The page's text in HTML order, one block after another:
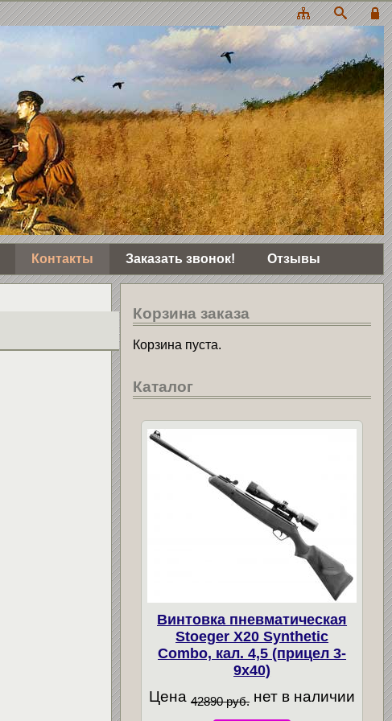
Контакты Заказать звонок! Отзывы
Корзина заказа
Корзина пуста.
Каталог
Винтовка пневматическая
Stoeger X20 Synthetic
Combo, кал. 4,5 (прицел 3-
9х40)
Цена 42890 руб. нет в наличии